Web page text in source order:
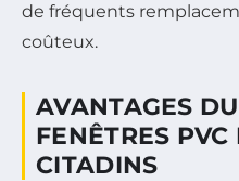
de fréquents
coûteux.
AVANTAGES
FENÊTRES PVC
CITADINS